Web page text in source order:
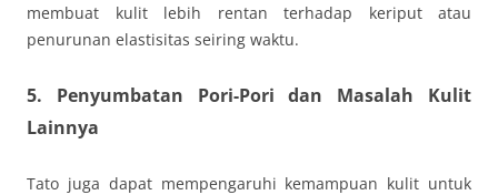
membuat kulit lebih rentan terhadap keriput atau
penurunan elastisitas seiring waktu.
5. Penyumbatan Pori-Pori dan Masalah Kulit
Lainnya
Tato juga dapat mempengaruhi kemampuan kulit untuk